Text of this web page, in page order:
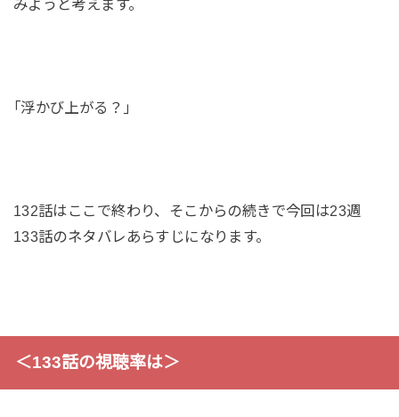
みようと考えます。
｢浮かび上がる？｣
132話はここで終わり、そこからの続きで今回は23週
133話のネタバレあらすじになります。
＜133話の視聴率は＞